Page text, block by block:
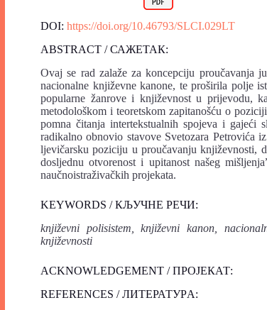
DOI: https://doi.org/10.46793/SLCI.029LT
ABSTRACT / САЖЕТАК:
Ovaj se rad zalaže za koncepciju proučavanja
nacionalne književne kanone, te proširila polje
popularne žanrove i književnost u prijevodu,
metodološkom i teoretskom zapitanošću o
pomna čitanja intertekstualnih spojeva i gajeći
radikalno obnovio stavove Svetozara Petrovića
ljevičarsku poziciju u proučavanju književnosti,
dosljednu otvorenost i upitanost našeg
naučnoistraživačkih projekata.
KEYWORDS / КЉУЧНЕ РЕЧИ:
književni polisistem, književni kanon,
književnosti
ACKNOWLEDGEMENT / ПРОЈЕКАТ:
REFERENCES / ЛИТЕРАТУРA: